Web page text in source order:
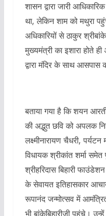
शासन द्वारा जारी
था, लेकिन शाम को मथुरा
अधिकारियों से ठाकुर
मुख्यमंत्री का इशारा होते
द्वारा मंदिर के साथ आसपास
बताया गया है कि शयन
की अद्भुत छवि को अपलक
लक्ष्मीनारायण चैधरी,
विधायक श्रीकांत शर्मा
श्रीहरिदास बिहारी
के सेवायत इतिहासकार
रूपानंद जन्मोत्सव में
भी बांकेबिहारीजी पहुंचे।